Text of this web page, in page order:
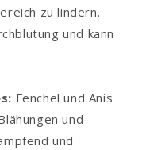
zu lindern.
und kann
Fenchel und Anis
und
und